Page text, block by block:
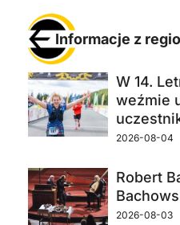
Informacje z
W 14.
weźmie
2026-08-04
Robert
2026-08-03